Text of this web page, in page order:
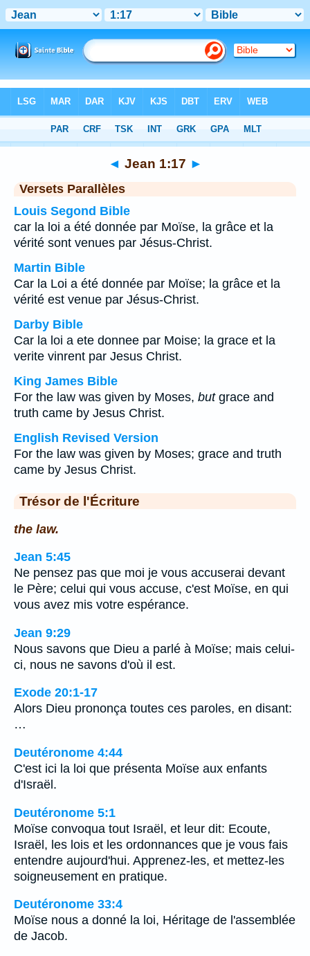
Chapitre 1> Verset 17
◄ Jean 1:17 ►
Versets Parallèles
Louis Segond Bible
car la loi a été donnée par Moïse, la grâce et la
vérité sont venues par Jésus-Christ.
Martin Bible
Car la Loi a été donnée par Moïse; la grâce et la
vérité est venue par Jésus-Christ.
Darby Bible
Car la loi a ete donnee par Moise; la grace et la
verite vinrent par Jesus Christ.
King James Bible
For the law was given by Moses, butgrace and
truth came by Jesus Christ.
English Revised Version
For the law was given by Moses; grace and truth
came by Jesus Christ.
Trésor de l'Écriture
the law.
Jean 5:45
Ne pensez pas que moi je vous accuserai devant
le Père; celui qui vous accuse, c'est Moïse, en qui
vous avez mis votre espérance.
Jean 9:29
Nous savons que Dieu a parlé à Moïse; mais celui-
ci, nous ne savons d'où il est.
Exode 20:1-17
Alors Dieu prononça toutes ces paroles, en disant:
…
Deutéronome 4:44
C'est ici la loi que présenta Moïse aux enfants
d'Israël.
Deutéronome 5:1
Moïse convoqua tout Israël, et leur dit: Ecoute,
Israël, les lois et les ordonnances que je vous fais
entendre aujourd'hui. Apprenez-les, et mettez-les
soigneusement en pratique.
Deutéronome 33:4
Moïse nous a donné la loi, Héritage de l'assemblée
de Jacob.